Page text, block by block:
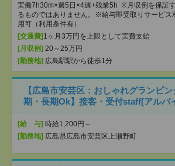
実働7h30m×週5日×4週+残業5h ※月収例を保証す
るものではありません。※給与即受取りサービス
用可（利用条件有）
[交通費]1ヶ月3万円を上限として実費支給
[月収例] 20～25万円
[勤務地] 広島駅駅から徒歩1分
【広島市安芸区：おしゃれグランピ
期・長期Ok】接客・受付staff[アルバ
[給 与] 時給1,200円～
[勤務地] 広島県広島市安芸区上瀬野町